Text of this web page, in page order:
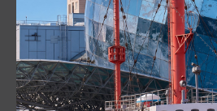
Камеры хранения
Камеры